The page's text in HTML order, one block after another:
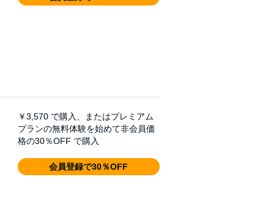
￥3,570 で購入、またはプレミアム
プランの無料体験を始めて非会員価
格の30％OFF で購入
会員登録で30％OFF